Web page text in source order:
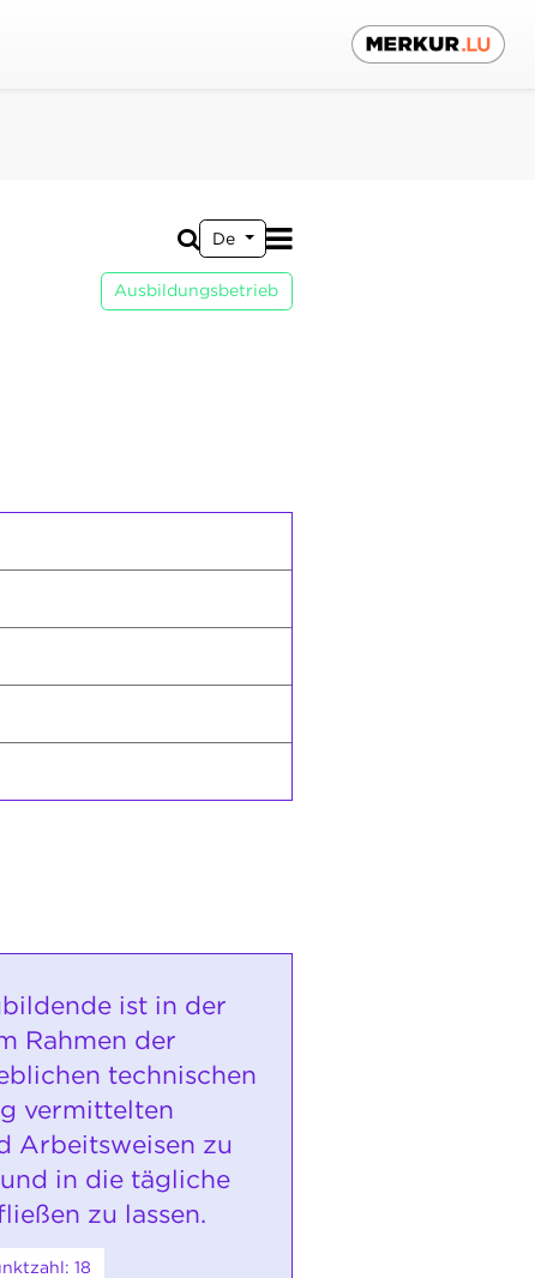
De
Ausbildungsbetrieb
ist in der
Rahmen der
technischen
vermittelten
Arbeitsweisen zu
in die tägliche
zu lassen.
18